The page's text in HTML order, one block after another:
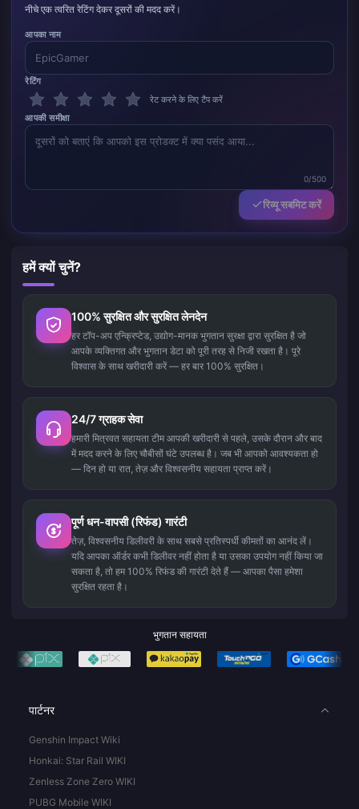
नीचे एक त्वरित रेटिंग देकर दूसरों की मदद करें।
आपका नाम
रेटिंग
रेट करने के लिए टैप करें
आपकी समीक्षा
0/500
रिव्यू सबमिट करें
हमें क्यों चुनें?
100% सुरक्षित और सुरक्षित लेनदेन
हर टॉप-अप एन्क्रिप्टेड, उद्योग-मानक भुगतान सुरक्षा द्वारा सुरक्षित है जो
आपके व्यक्तिगत और भुगतान डेटा को पूरी तरह से निजी रखता है। पूरे
विश्वास के साथ खरीदारी करें — हर बार 100% सुरक्षित।
24/7 ग्राहक सेवा
हमारी मित्रवत सहायता टीम आपकी खरीदारी से पहले, उसके दौरान और बाद
में मदद करने के लिए चौबीसों घंटे उपलब्ध है। जब भी आपको आवश्यकता हो
— दिन हो या रात, तेज़ और विश्वसनीय सहायता प्राप्त करें।
पूर्ण धन-वापसी (रिफंड) गारंटी
तेज़, विश्वसनीय डिलीवरी के साथ सबसे प्रतिस्पर्धी कीमतों का आनंद लें।
यदि आपका ऑर्डर कभी डिलीवर नहीं होता है या उसका उपयोग नहीं किया जा
सकता है, तो हम 100% रिफंड की गारंटी देते हैं — आपका पैसा हमेशा
सुरक्षित रहता है।
भुगतान सहायता
पार्टनर
Genshin Impact Wiki
Honkai: Star Rail WIKI
Zenless Zone Zero WIKI
PUBG Mobile WIKI